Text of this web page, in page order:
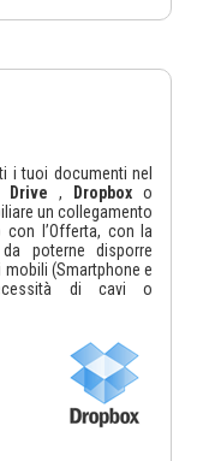
i tuoi documenti nel
Drive , Dropbox o
un collegamento
l’Offerta, con la
poterne disporre
(Smartphone e
di cavi o